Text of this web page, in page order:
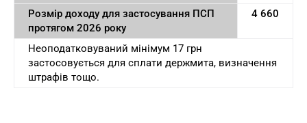
Розмір доходу для застосування ПСП
протягом 2026 року
4 660
Неоподатковуваний мінімум 17 грн
застосовується для сплати держмита, визначення
штрафів тощо.